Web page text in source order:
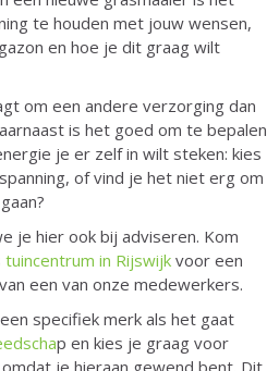
te houden met jouw wensen,
en hoe je dit graag wilt
om een andere verzorging dan
is het goed om te bepalen
je er zelf in wilt steken: kies
of vind je het niet erg om
je hier ook bij adviseren. Kom
tuincentrum in Rijswijk voor een
een van onze medewerkers.
specifiek merk als het gaat
p en kies je graag voor
je hieraan gewend bent. Dit